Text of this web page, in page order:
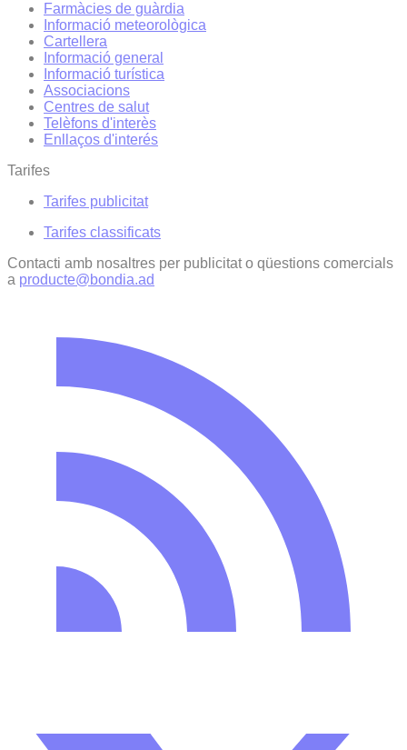
Farmàcies de guàrdia
Informació meteorològica
Cartellera
Informació general
Informació turística
Associacions
Centres de salut
Telèfons d'interès
Enllaços d'interés
Tarifes
Tarifes publicitat
Tarifes classificats
Contacti amb nosaltres per publicitat o qüestions comercials
a producte@bondia.ad